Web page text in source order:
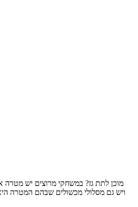
מוכן לתת גז? במשחקי מרוצים יש
ויש גם מסלולי מכשולים שבהם המטרה